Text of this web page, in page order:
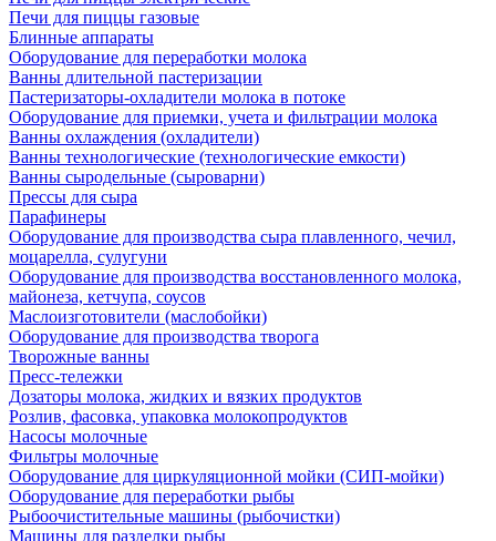
Печи для пиццы газовые
Блинные аппараты
Оборудование для переработки молока
Ванны длительной пастеризации
Пастеризаторы-охладители молока в потоке
Оборудование для приемки, учета и фильтрации молока
Ванны охлаждения (охладители)
Ванны технологические (технологические емкости)
Ванны сыродельные (сыроварни)
Прессы для сыра
Парафинеры
Оборудование для производства сыра плавленного, чечил,
моцарелла, сулугуни
Оборудование для производства восстановленного молока,
майонеза, кетчупа, соусов
Маслоизготовители (маслобойки)
Оборудование для производства творога
Творожные ванны
Пресс-тележки
Дозаторы молока, жидких и вязких продуктов
Розлив, фасовка, упаковка молокопродуктов
Насосы молочные
Фильтры молочные
Оборудование для циркуляционной мойки (СИП-мойки)
Оборудование для переработки рыбы
Рыбоочистительные машины (рыбочистки)
Машины для разделки рыбы